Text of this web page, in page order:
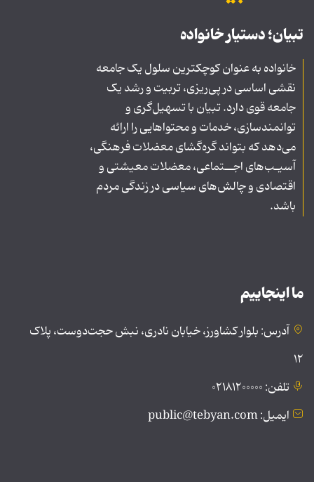
تبیان؛ دستیار خانواده
خانواده به عنوان کوچکترین سلول یک جامعه
نقشی اساسی در پی‌ریزی، تربیت و رشد یک
جامعه قوی دارد. تبیان با تسهیل‌گری و
توانمندسازی، خدمات و محتواهایی را ارائه
می‌دهد که بتواند گره‌گشای معضلات فرهنگی،
آسیـب‌های اجــتماعی، معضلات معیشتی و
اقتصادی و چالش‌های سیاسی در زندگی مردم
باشد.
ما اینجاییم
آدرس: بلوار کشاورز، خیابان نادری، نبش حجت‌دوست، پلاک
۱۲
تلفن: ۰۲۱۸۱۲۰۰۰۰۰
ایمیل: public@tebyan.com